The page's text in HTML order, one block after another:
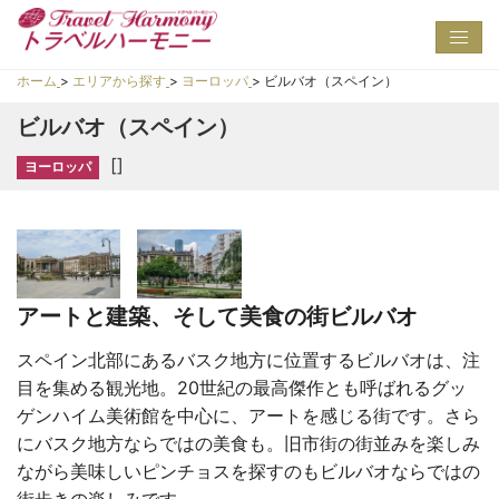
ホーム > エリアから探す > ヨーロッパ > ビルバオ（スペイン）
ビルバオ（スペイン）
ヨーロッパ []
アートと建築、そして美食の街ビルバオ
スペイン北部にあるバスク地方に位置するビルバオは、注
目を集める観光地。20世紀の最高傑作とも呼ばれるグッ
ゲンハイム美術館を中心に、アートを感じる街です。さら
にバスク地方ならではの美食も。旧市街の街並みを楽しみ
ながら美味しいピンチョスを探すのもビルバオならではの